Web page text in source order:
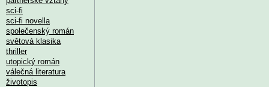
sci-fi
sci-fi novella
společenský román
světová klasika
thriller
utopický román
válečná literatura
životopis